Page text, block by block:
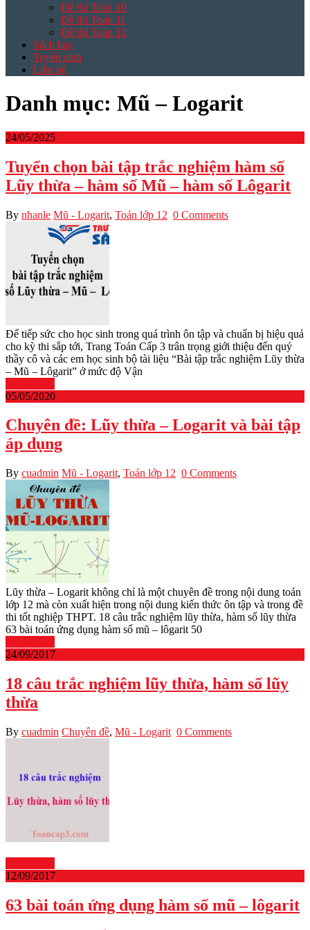
Đề thi Toán 10
Đề thi Toán 11
Đề thi Toán 12
Sách hay
Tuyển sinh
Liên hệ
Danh mục: Mũ – Logarit
24/05/2025
Tuyển chọn bài tập trắc nghiệm hàm số
Lũy thừa – hàm số Mũ – hàm số Lôgarit
By nhanle Mũ - Logarit, Toán lớp 12 0 Comments
Để tiếp sức cho học sinh trong quá trình ôn tập và chuẩn bị hiệu quả
cho kỳ thi sắp tới, Trang Toán Cấp 3 trân trọng giới thiệu đến quý
thầy cô và các em học sinh bộ tài liệu “Bài tập trắc nghiệm Lũy thừa
– Mũ – Lôgarit” ở mức độ Vận
05/05/2020
Chuyên đề: Lũy thừa – Logarit và bài tập
áp dụng
By cuadmin Mũ - Logarit, Toán lớp 12 0 Comments
Lũy thừa – Logarit không chỉ là một chuyên đề trong nội dung toán
lớp 12 mà còn xuất hiện trong nội dung kiến thức ôn tập và trong đề
thi tốt nghiệp THPT. 18 câu trắc nghiệm lũy thừa, hàm số lũy thừa
63 bài toán ứng dụng hàm số mũ – lôgarit 50
24/09/2017
18 câu trắc nghiệm lũy thừa, hàm số lũy
thừa
By cuadmin Chuyên đề, Mũ - Logarit 0 Comments
12/09/2017
63 bài toán ứng dụng hàm số mũ – lôgarit